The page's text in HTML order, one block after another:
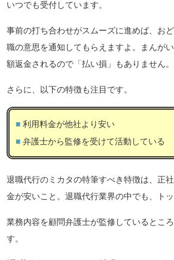
いつでも受付しています。
事前の打ち合わせがスムーズに進めば、お
職の意思を通知してもらえますよ。まんが
額返金されるので「払い損」もありません。
さらに、以下の特徴も注目です。
利用料金が他社より安い
弁護士から監修を受けて活動している
退職代行のミカタの特筆すべき特徴は、正
金が安いこと。退職代行業界の中でも、ト
業務内容を顧問弁護士が監修しているとこ
す。